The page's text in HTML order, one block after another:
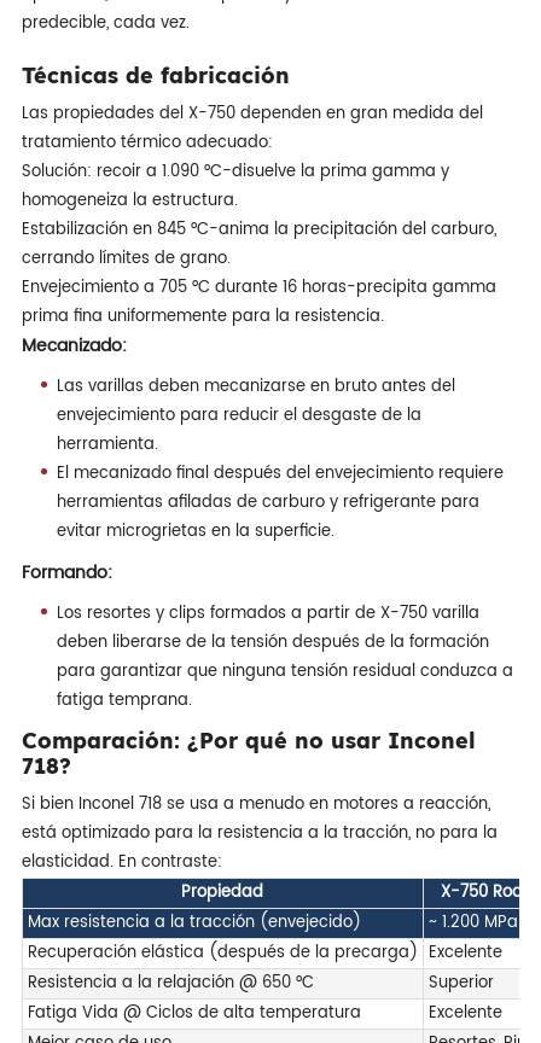
predecible, cada vez.
Técnicas de fabricación
Las propiedades del X-750 dependen en gran medida del
tratamiento térmico adecuado:
Solución: recoir a 1.090 °C-disuelve la prima gamma y
homogeneiza la estructura.
Estabilización en 845 °C-anima la precipitación del carburo,
cerrando límites de grano.
Envejecimiento a 705 °C durante 16 horas-precipita gamma
prima fina uniformemente para la resistencia.
Mecanizado:
Las varillas deben mecanizarse en bruto antes del
envejecimiento para reducir el desgaste de la
herramienta.
El mecanizado final después del envejecimiento requiere
herramientas afiladas de carburo y refrigerante para
evitar microgrietas en la superficie.
Formando:
Los resortes y clips formados a partir de X-750 varilla
deben liberarse de la tensión después de la formación
para garantizar que ninguna tensión residual conduzca a
fatiga temprana.
Comparación: ¿Por qué no usar Inconel
718?
Si bien Inconel 718 se usa a menudo en motores a reacción,
está optimizado para la resistencia a la tracción, no para la
elasticidad. En contraste:
Propiedad
X-750 Rod
Max resistencia a la tracción (envejecido)
~ 1.200 MPa
Recuperación elástica (después de la precarga) Excelente
Resistencia a la relajación @ 650 °C
Superior
Fatiga Vida @ Ciclos de alta temperatura
Excelente